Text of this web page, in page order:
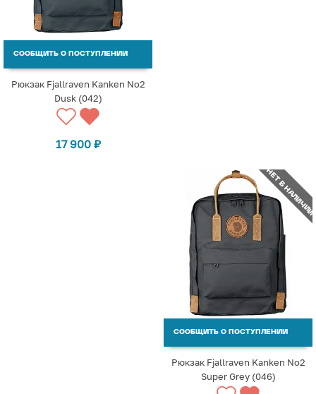
СООБЩИТЬ О ПОСТУПЛЕНИИ
Рюкзак Fjallraven Kanken No2
Dusk (042)
17 900 ₽
НЕТ В НАЛИЧИИ
СООБЩИТЬ О ПОСТУПЛЕНИИ
Рюкзак Fjallraven Kanken No2
Super Grey (046)